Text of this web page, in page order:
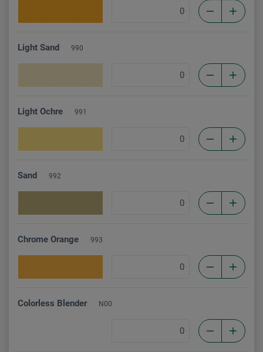
Light Sand 990
Light Ochre 991
Sand 992
Chrome Orange 993
Colorless Blender N00